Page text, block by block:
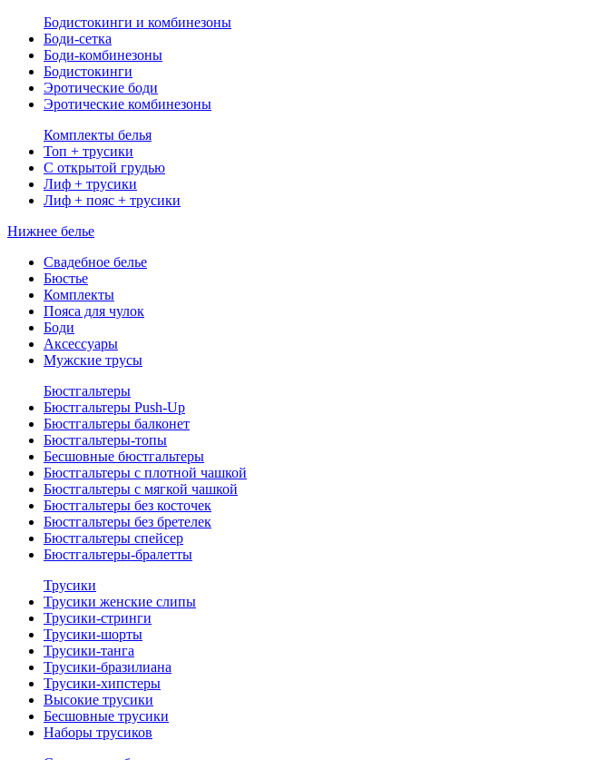
Бодистокинги и комбинезоны
Боди-сетка
Боди-комбинезоны
Бодистокинги
Эротические боди
Эротические комбинезоны
Комплекты белья
Топ + трусики
С открытой грудью
Лиф + трусики
Лиф + пояс + трусики
Нижнее белье
Свадебное белье
Бюстье
Комплекты
Пояса для чулок
Боди
Аксессуары
Мужские трусы
Бюстгальтеры
Бюстгальтеры Push-Up
Бюстгальтеры балконет
Бюстгальтеры-топы
Бесшовные бюстгальтеры
Бюстгальтеры с плотной чашкой
Бюстгальтеры с мягкой чашкой
Бюстгальтеры без косточек
Бюстгальтеры без бретелек
Бюстгальтеры спейсер
Бюстгальтеры-бралетты
Трусики
Трусики женские слипы
Трусики-стринги
Трусики-шорты
Трусики-танга
Трусики-бразилиана
Трусики-хипстеры
Высокие трусики
Бесшовные трусики
Наборы трусиков